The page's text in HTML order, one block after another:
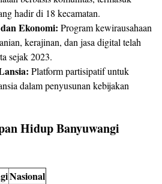
hadir di 18 kecamatan.
Ekonomi: Program kewirausahaan
kerajinan, dan jasa digital telah
sejak 2023.
Platform partisipatif untuk
dalam penyusunan kebijakan
Hidup Banyuwangi
Nasional